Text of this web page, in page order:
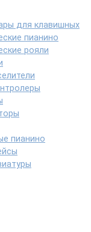
для клавишных
пианино
рояли
пианино